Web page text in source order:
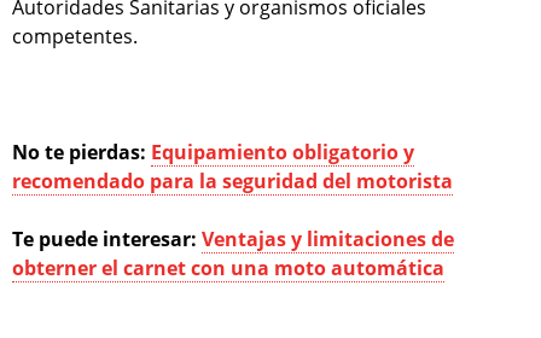
Autoridades Sanitarias y organismos oficiales
competentes.
No te pierdas: Equipamiento obligatorio y
recomendado para la seguridad del motorista
Te puede interesar: Ventajas y limitaciones de
obterner el carnet con una moto automática